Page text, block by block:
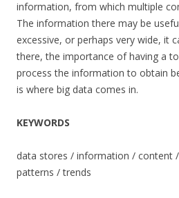
information, from which multiple
The information there may be
excessive, or perhaps very wide, it
there, the importance of having a
process the information to obtain
is where big data comes in.
KEYWORDS
data stores / information / content
patterns / trends